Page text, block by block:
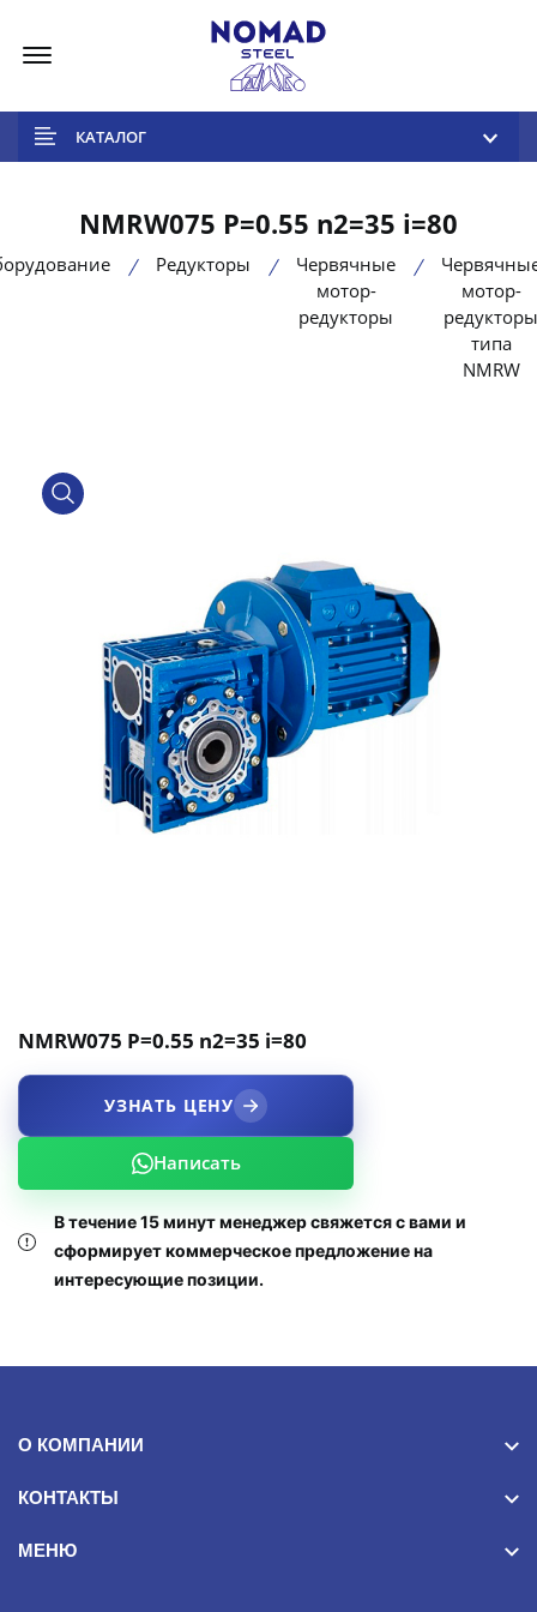
КАТАЛОГ
NMRW075 P=0.55 n2=35 i=80
Редукторы
Червячные
мотор-
редукторы
мотор-
редукторы
типа
NMRW
product view
NMRW075 P=0.55 n2=35 i=80
УЗНАТЬ ЦЕНУ
Написать
В течение 15 минут менеджер свяжется с вами и
сформирует коммерческое предложение на
интересующие позиции.
О КОМПАНИИ
КОНТАКТЫ
МЕНЮ